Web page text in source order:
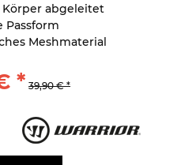
abgeleitet
Passform
Meshmaterial
* 39,90 € *